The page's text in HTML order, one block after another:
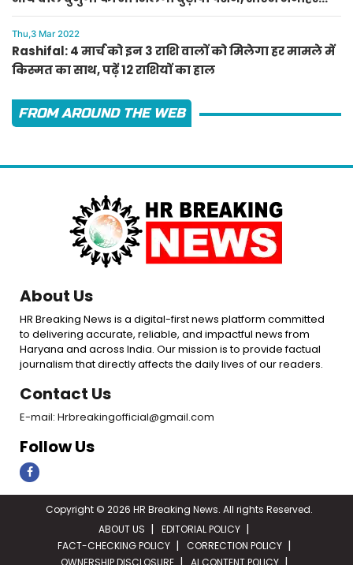
लाल का ऐलान
Thu,3 Mar 2022
Rashifal: 4 मार्च को इन 3 राशि वालों को मिलेगा हर मामले में
किस्मत का साथ, पढ़ें 12 राशियों का हाल
FROM AROUND THE WEB
About Us
HR Breaking News is a digital-first news platform committed
to delivering accurate, reliable, and impactful news from
Haryana and across India. Our mission is to provide factual
journalism that directly affects the daily lives of our readers.
Contact Us
E-mail: Hrbreakingofficial@gmail.com
Follow Us
Copyright © 2026 HR Breaking News. All rights Reserved.
ABOUT US
EDITORIAL POLICY
FACT-CHECKING POLICY
CORRECTION POLICY
OWNERSHIP DISCLOSURE
AI CONTENT POLICY